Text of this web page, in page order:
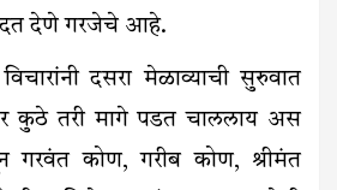
देणे गरजेचे आहे.
दसरा मेळाव्याची सुरुवात
कुठे तरी मागे पडत चाललाय अस
गरवंत कोण, गरीब कोण, श्रीमंत